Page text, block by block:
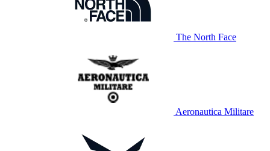
The North Face
Aeronautica Militare